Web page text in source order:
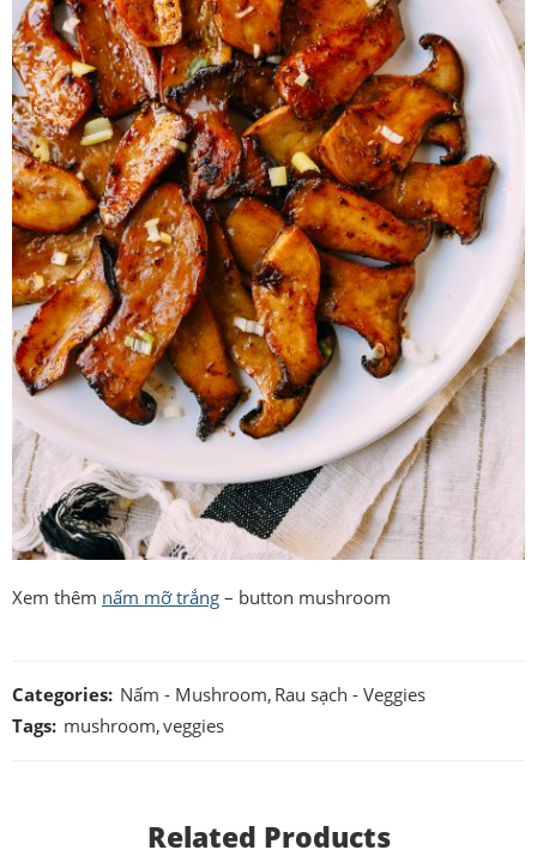
Xem thêm nấm mỡ trắng – button mushroom
Categories: Nấm - Mushroom, Rau sạch - Veggies
Tags: mushroom,veggies
Related Products